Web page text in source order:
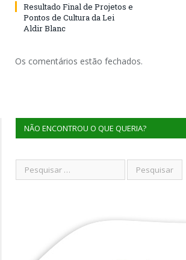
Resultado Final de Projetos e
Pontos de Cultura da Lei
Aldir Blanc
Os comentários estão fechados.
NÃO ENCONTROU O QUE QUERIA?